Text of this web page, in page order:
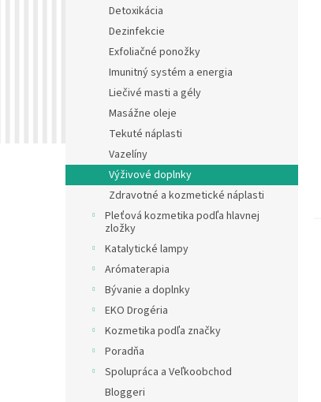
Detoxikácia
Dezinfekcie
Exfoliačné ponožky
Imunitný systém a energia
Liečivé masti a gély
Masážne oleje
Tekuté náplasti
Vazelíny
Výživové doplnky
Zdravotné a kozmetické náplasti
Pleťová kozmetika podľa hlavnej
zložky
Katalytické lampy
Arómaterapia
Bývanie a doplnky
EKO Drogéria
Kozmetika podľa značky
Poradňa
Spolupráca a Veľkoobchod
Bloggeri